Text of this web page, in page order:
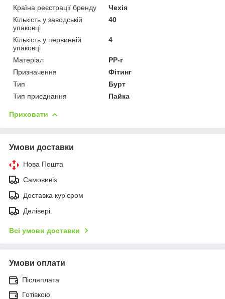
Країна реєстрації бренду
Чехія
Кількість у заводській
упаковці
40
Кількість у первинній
упаковці
4
Матеріал
PP-r
Призначення
Фітинг
Тип
Бурт
Тип приєднання
Пайка
Приховати
Умови доставки
Нова Пошта
Самовивіз
Доставка кур'єром
Делівері
Всі умови доставки
Умови оплати
Післяплата
Готівкою